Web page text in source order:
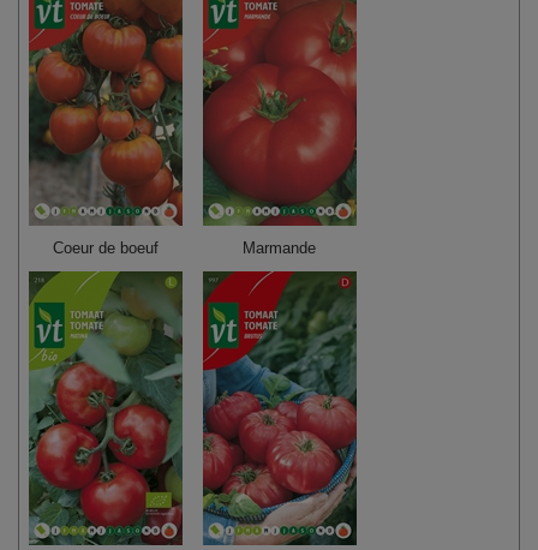
Coeur de boeuf Marmande